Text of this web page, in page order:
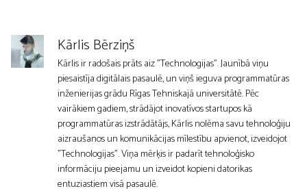
Kārlis Bērziņš
Kārlis ir radošais prāts aiz "Technologijas". Jaunībā viņu
piesaistīja digitālais pasaulē, un viņš ieguva programmatūras
inženierijas grādu Rīgas Tehniskajā universitātē. Pēc
vairākiem gadiem, strādājot inovatīvos startupos kā
programmatūras izstrādātājs, Kārlis nolēma savu tehnoloģiju
aizraušanos un komunikācijas mīlestību apvienot, izveidojot
"Technologijas". Viņa mērķis ir padarīt tehnoloģisko
informāciju pieejamu un izveidot kopieni datorikas
entuziastiem visā pasaulē.